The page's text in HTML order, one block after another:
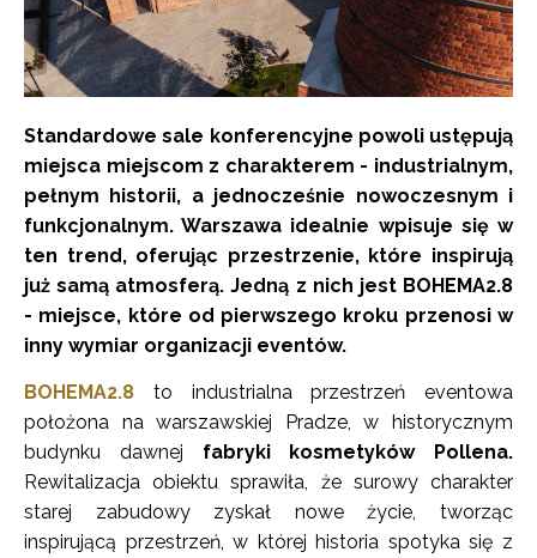
Standardowe sale konferencyjne powoli ustępują
miejsca miejscom z charakterem - industrialnym,
pełnym historii, a jednocześnie nowoczesnym i
funkcjonalnym. Warszawa idealnie wpisuje się w
ten trend, oferując przestrzenie, które inspirują
już samą atmosferą. Jedną z nich jest BOHEMA2.8
- miejsce, które od pierwszego kroku przenosi w
inny wymiar organizacji eventów.
BOHEMA2.8 to industrialna przestrzeń eventowa
położona na warszawskiej Pradze, w historycznym
budynku dawnej fabryki kosmetyków Pollena.
Rewitalizacja obiektu sprawiła, że surowy charakter
starej zabudowy zyskał nowe życie, tworząc
inspirującą przestrzeń, w której historia spotyka się z